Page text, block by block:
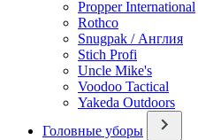
Propper International
Rothco
Snugpak / Англия
Stich Profi
Uncle Mike's
Voodoo Tactical
Yakeda Outdoors
Головные уборы